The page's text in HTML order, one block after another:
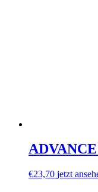
€23,70 jetzt